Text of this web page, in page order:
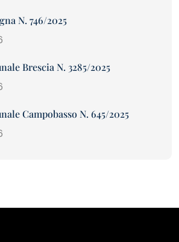
N. 746/2025
Brescia N. 3285/2025
Campobasso N. 645/2025